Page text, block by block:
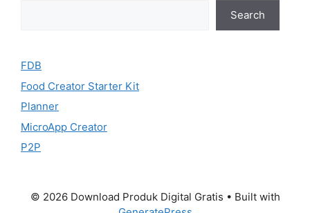
Search
FDB
Food Creator Starter Kit
Planner
MicroApp Creator
P2P
© 2026 Download Produk Digital Gratis • Built with